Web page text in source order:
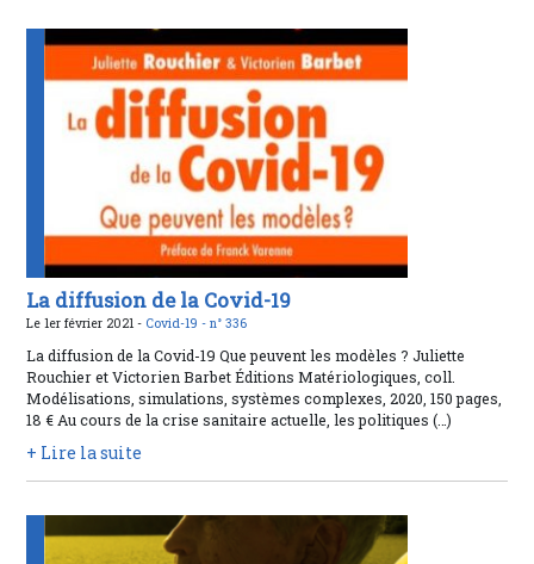
La diffusion de la Covid-19
Le 1er février 2021 - Covid-19 -n° 336
La diffusion de la Covid-19 Que peuvent les modèles ? Juliette
Rouchier et Victorien Barbet Éditions Matériologiques, coll.
Modélisations, simulations, systèmes complexes, 2020, 150 pages,
18 € Au cours de la crise sanitaire actuelle, les politiques (…)
+ Lire la suite